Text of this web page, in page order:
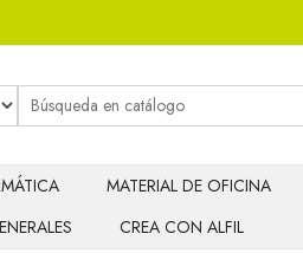
MATERIAL DE OFICINA
CREA CON ALFIL